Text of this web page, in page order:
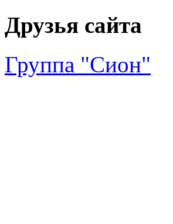
Друзья сайта
Группа "Сион"